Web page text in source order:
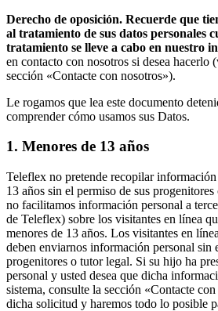
Derecho de oposición. Recuerde que
al tratamiento de sus datos personales
tratamiento se lleve a cabo en nuestro
en contacto con nosotros si desea hacerlo
sección «Contacte con nosotros»).
Le rogamos que lea este documento
comprender cómo usamos sus Datos.
1. Menores de 13 años
Teleflex no pretende recopilar
13 años sin el permiso de sus
no facilitamos información personal a
de Teleflex) sobre los visitantes en línea
menores de 13 años. Los visitantes en
deben enviarnos información personal sin
progenitores o tutor legal. Si su hijo ha
personal y usted desea que dicha
sistema, consulte la sección «Contacte
dicha solicitud y haremos todo lo posible